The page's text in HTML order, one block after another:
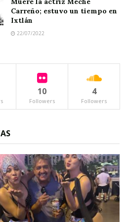
pesos.
emitiera su
de la palabra el
así como el diputado
Carreño; estuvo un tiempo en
Ixtlán
22/07/2022
10
Followers
4
Followers